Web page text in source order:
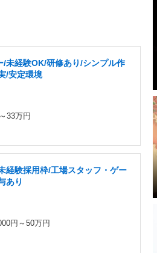
/未経験OK/研修あり/シンプル作
/安定環境
33万円
経験採用枠/工場スタッフ・ゲー
あり
円～50万円